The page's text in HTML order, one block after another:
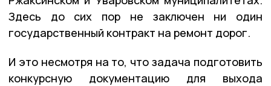
Здесь до сих пор не заключен ни один
государственный контракт на ремонт дорог.
И это несмотря на то, что задача подготовить
конкурсную документацию для выхода